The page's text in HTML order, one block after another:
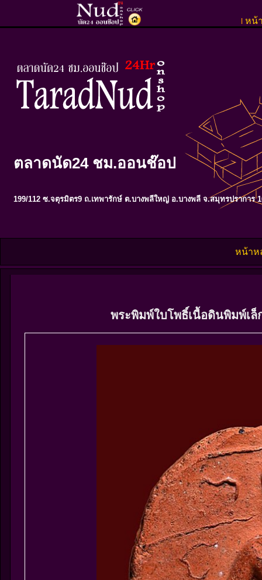
l หน้
ตลาดนัด24 ชม.ออนช๊อป
199/112 ซ.จตุรมิตร9 ถ.เทพารักษ์ ต.บางพลีใหญ่ อ.บางพลี จ.สมุทรปราการ
หน้าห
พระพิมพ์ใบโพธิ์เนื้อดินพิมพ์เ